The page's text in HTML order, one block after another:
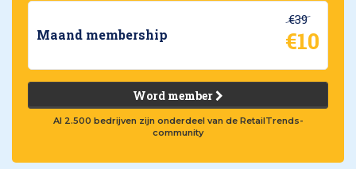
Maand membership
€39
€10
Word member
Al 2.500 bedrijven zijn onderdeel van de RetailTrends-
community